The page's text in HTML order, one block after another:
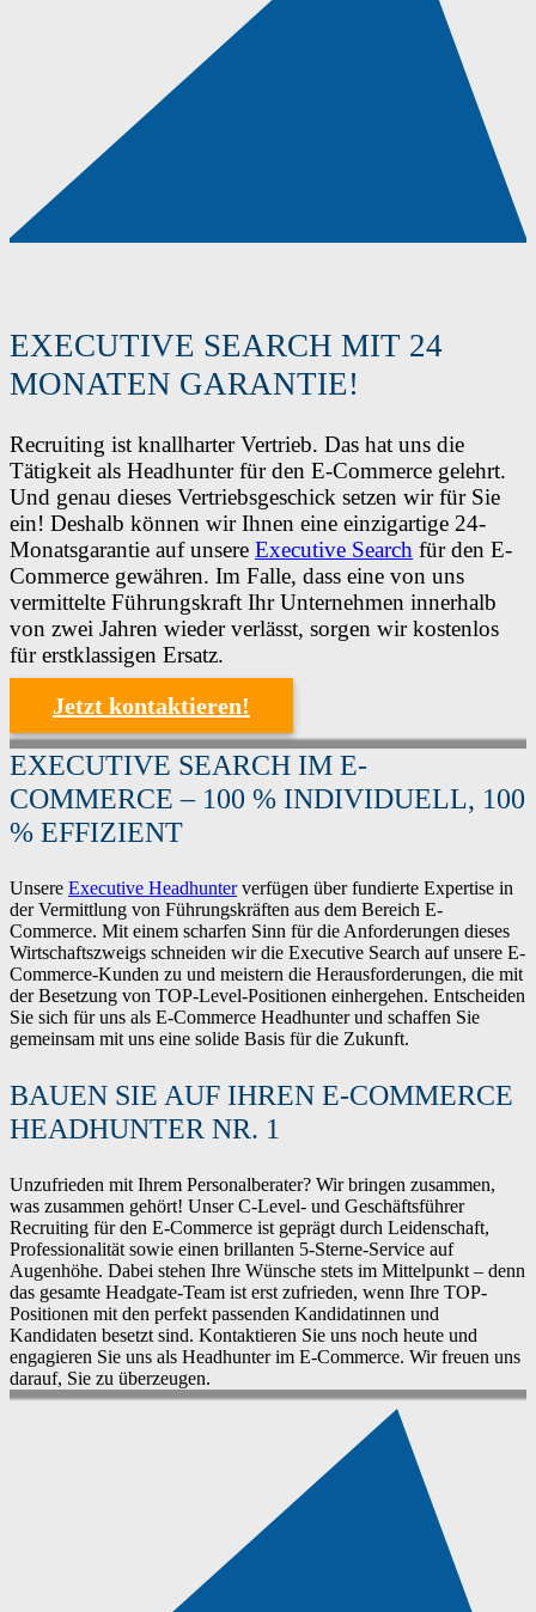
EXECUTIVE SEARCH MIT 24
MONATEN GARANTIE!
Recruiting ist knallharter Vertrieb. Das hat uns die
Tätigkeit als Headhunter für den E-Commerce gelehrt.
Und genau dieses Vertriebsgeschick setzen wir für Sie
ein! Deshalb können wir Ihnen eine einzigartige 24-
Monatsgarantie auf unsere Executive Search für den E-
Commerce gewähren. Im Falle, dass eine von uns
vermittelte Führungskraft Ihr Unternehmen innerhalb
von zwei Jahren wieder verlässt, sorgen wir kostenlos
für erstklassigen Ersatz.
Jetzt kontaktieren!
EXECUTIVE SEARCH IM E-
COMMERCE – 100 % INDIVIDUELL, 100
% EFFIZIENT
Unsere Executive Headhunterverfügen über fundierte Expertise in
der Vermittlung von Führungskräften aus dem Bereich E-
Commerce. Mit einem scharfen Sinn für die Anforderungen dieses
Wirtschaftszweigs schneiden wir die Executive Search auf unsere E-
Commerce-Kunden zu und meistern die Herausforderungen, die mit
der Besetzung von TOP-Level-Positionen einhergehen. Entscheiden
Sie sich für uns als E-Commerce Headhunter und schaffen Sie
gemeinsam mit uns eine solide Basis für die Zukunft.
BAUEN SIE AUF IHREN E-COMMERCE
HEADHUNTER NR. 1
Unzufrieden mit Ihrem Personalberater? Wir bringen zusammen,
was zusammen gehört! Unser C-Level- und Geschäftsführer
Recruiting für den E-Commerce ist geprägt durch Leidenschaft,
Professionalität sowie einen brillanten 5-Sterne-Service auf
Augenhöhe. Dabei stehen Ihre Wünsche stets im Mittelpunkt – denn
das gesamte Headgate-Team ist erst zufrieden, wenn Ihre TOP-
Positionen mit den perfekt passenden Kandidatinnen und
Kandidaten besetzt sind. Kontaktieren Sie uns noch heute und
engagieren Sie uns als Headhunter im E-Commerce. Wir freuen uns
darauf, Sie zu überzeugen.